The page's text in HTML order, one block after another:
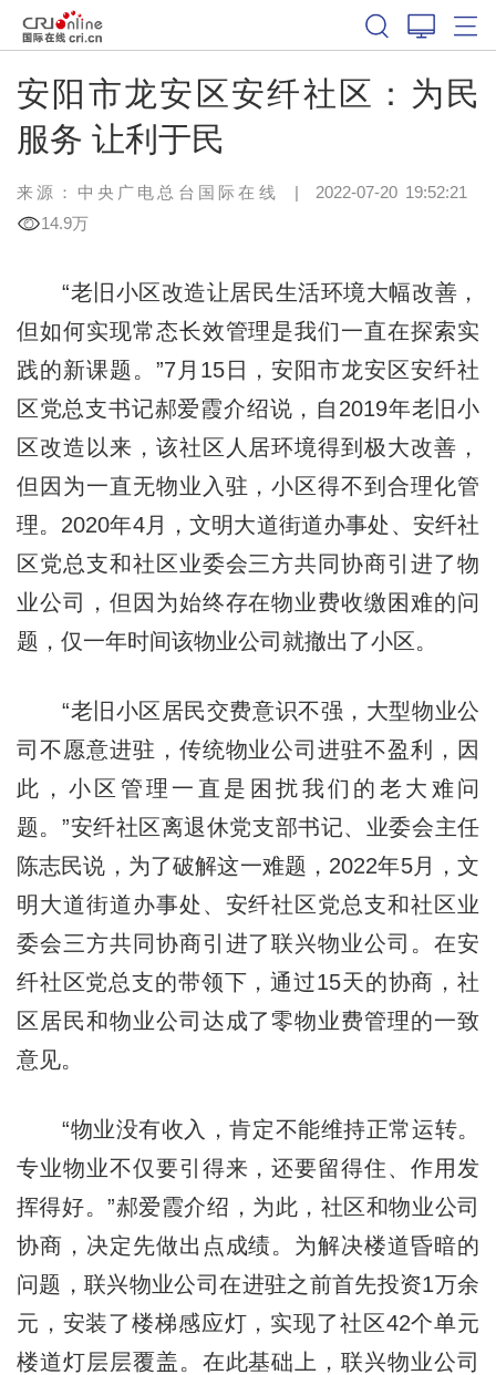
安阳市龙安区安纤社区：为民
服务 让利于民
来源：中央广电总台国际在线 | 2022-07-20 19:52:21
14.9万
“老旧小区改造让居民生活环境大幅改善，
但如何实现常态长效管理是我们一直在探索实
践的新课题。”7月15日，安阳市龙安区安纤社
区党总支书记郝爱霞介绍说，自2019年老旧小
区改造以来，该社区人居环境得到极大改善，
但因为一直无物业入驻，小区得不到合理化管
理。2020年4月，文明大道街道办事处、安纤社
区党总支和社区业委会三方共同协商引进了物
业公司，但因为始终存在物业费收缴困难的问
题，仅一年时间该物业公司就撤出了小区。
“老旧小区居民交费意识不强，大型物业公
司不愿意进驻，传统物业公司进驻不盈利，因
此，小区管理一直是困扰我们的老大难问
题。”安纤社区离退休党支部书记、业委会主任
陈志民说，为了破解这一难题，2022年5月，文
明大道街道办事处、安纤社区党总支和社区业
委会三方共同协商引进了联兴物业公司。在安
纤社区党总支的带领下，通过15天的协商，社
区居民和物业公司达成了零物业费管理的一致
意见。
“物业没有收入，肯定不能维持正常运转。
专业物业不仅要引得来，还要留得住、作用发
挥得好。”郝爱霞介绍，为此，社区和物业公司
协商，决定先做出点成绩。为解决楼道昏暗的
问题，联兴物业公司在进驻之前首先投资1万余
元，安装了楼梯感应灯，实现了社区42个单元
楼道灯层层覆盖。在此基础上，联兴物业公司